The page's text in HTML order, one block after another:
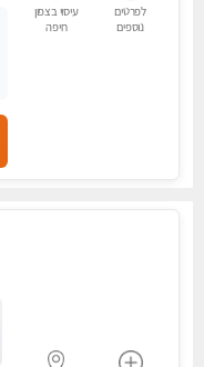
לפרטים
נוספים
עיסוי בצפון
חיפה